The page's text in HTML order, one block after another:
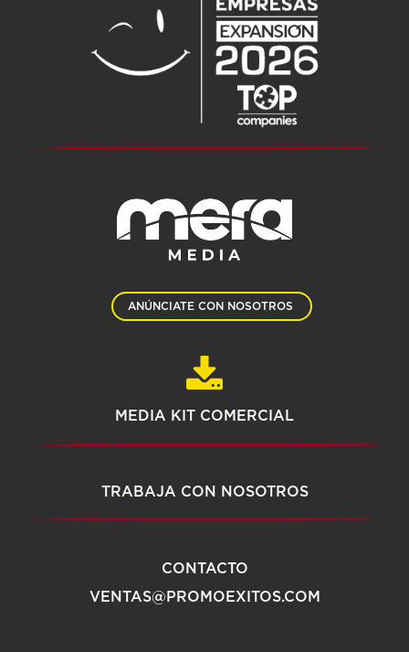
ANÚNCIATE CON NOSOTROS
MEDIA KIT COMERCIAL
TRABAJA CON NOSOTROS
CONTACTO
VENTAS@PROMOEXITOS.COM